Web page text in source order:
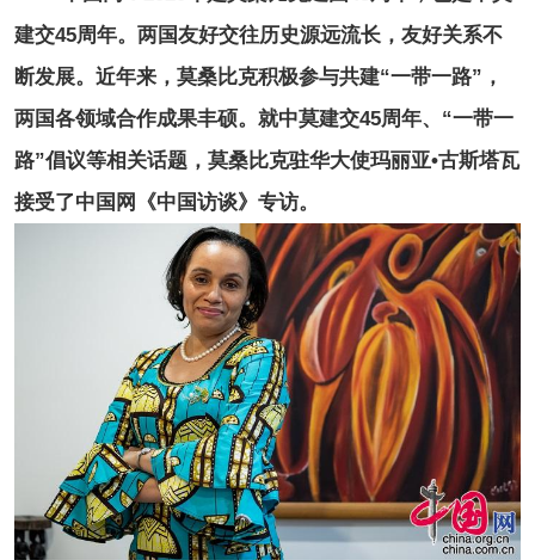
建交45周年。两国友好交往历史源远流长，友好关系不
断发展。近年来，莫桑比克积极参与共建“一带一路”，
两国各领域合作成果丰硕。就中莫建交45周年、“一带一
路”倡议等相关话题，莫桑比克驻华大使玛丽亚•古斯塔瓦
接受了中国网《中国访谈》专访。